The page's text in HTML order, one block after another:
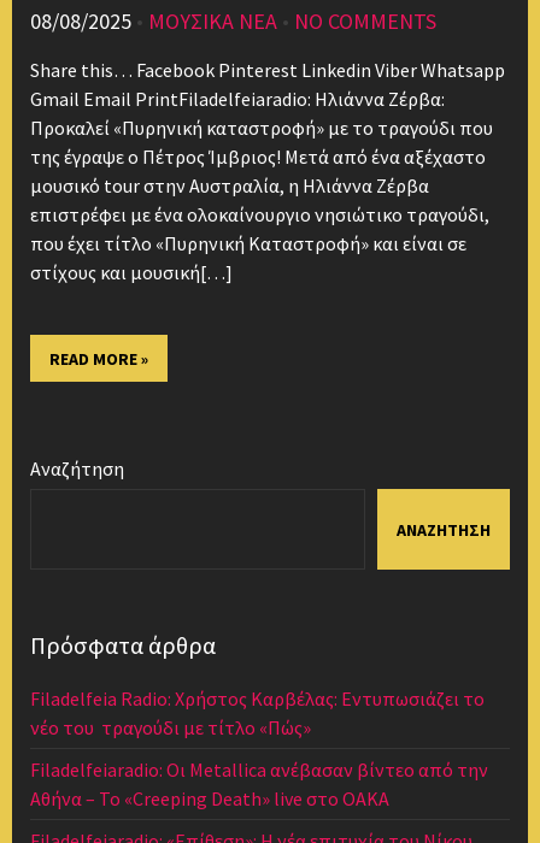
08/08/2025 • ΜΟΥΣΙΚΑ ΝΕΑ • NO COMMENTS
Share this… Facebook Pinterest Linkedin Viber Whatsapp
Gmail Email PrintFiladelfeiaradio: Ηλιάννα Ζέρβα:
Προκαλεί «Πυρηνική καταστροφή» με το τραγούδι που
της έγραψε ο Πέτρος Ίμβριος! Μετά από ένα αξέχαστο
μουσικό tour στην Αυστραλία, η Ηλιάννα Ζέρβα
επιστρέφει με ένα ολοκαίνουργιο νησιώτικο τραγούδι,
που έχει τίτλο «Πυρηνική Καταστροφή» και είναι σε
στίχους και μουσική[…]
READ MORE »
Αναζήτηση
ΑΝΑΖΉΤΗΣΗ
Πρόσφατα άρθρα
Filadelfeia Radio: Χρήστος Καρβέλας: Εντυπωσιάζει το
νέο του τραγούδι με τίτλο «Πώς»
Filadelfeiaradio: Οι Metallica ανέβασαν βίντεο από την
Αθήνα – Το «Creeping Death» live στο ΟΑΚΑ